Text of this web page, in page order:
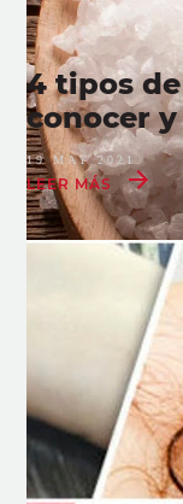
4 tipos
conocer
19 MAY 2021
LEER MÁS